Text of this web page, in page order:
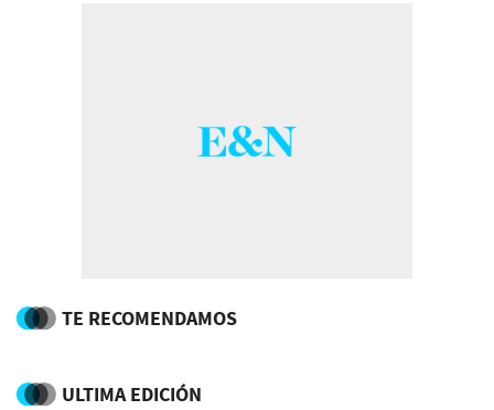
TE RECOMENDAMOS
ULTIMA EDICIÓN